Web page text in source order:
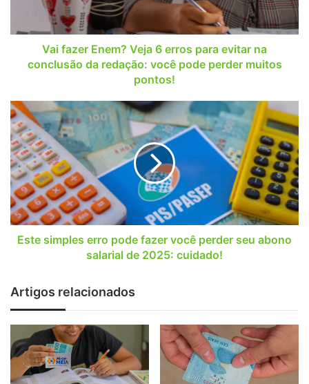
na
conclusão
pode
perder
muitos
pontos!
Vai fazer Enem? Veja 6 erros para evitar na
conclusão da redação: você pode perder muitos
pontos!
Este
simples
erro
pode
fazer
você
perder
seu
abono
salarial
Este simples erro pode fazer você perder seu abono
salarial de 2025: cuidado!
Artigos relacionados